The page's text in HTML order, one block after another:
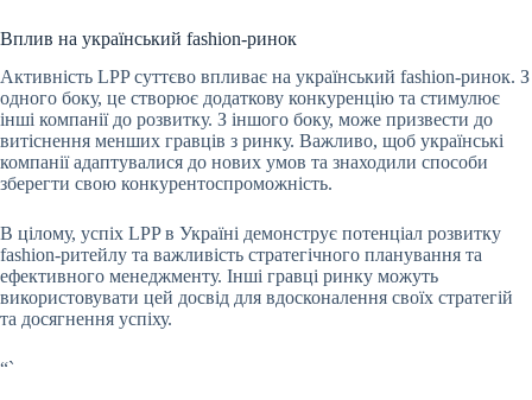
Вплив на український fashion-ринок
Активність LPP суттєво впливає на український fashion-ринок. З
одного боку, це створює додаткову конкуренцію та стимулює
інші компанії до розвитку. З іншого боку, може призвести до
витіснення менших гравців з ринку. Важливо, щоб українські
компанії адаптувалися до нових умов та знаходили способи
зберегти свою конкурентоспроможність.
В цілому, успіх LPP в Україні демонструє потенціал розвитку
fashion-ритейлу та важливість стратегічного планування та
ефективного менеджменту. Інші гравці ринку можуть
використовувати цей досвід для вдосконалення своїх стратегій
та досягнення успіху.
“`